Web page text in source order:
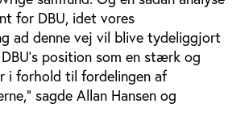
for DBU, idet vores
ad denne vej vil blive tydeliggjort
position som en stærk og
i forhold til fordelingen af
sagde Allan Hansen og